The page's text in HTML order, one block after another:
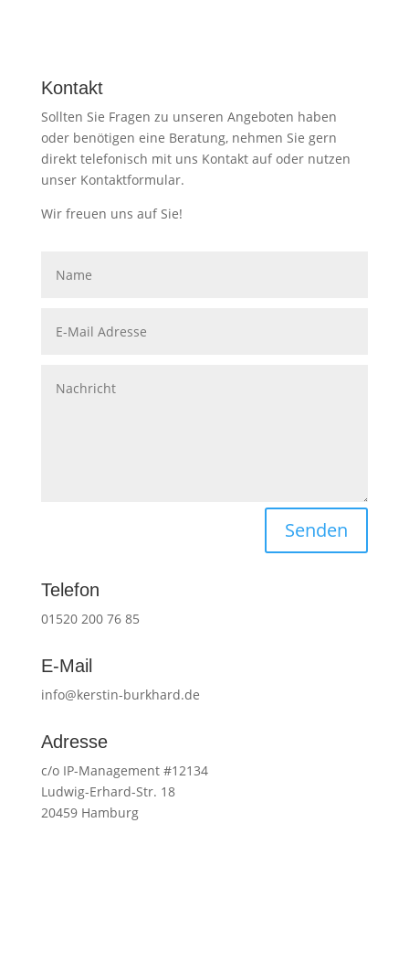
Kontakt
Sollten Sie Fragen zu unseren Angeboten haben
oder benötigen eine Beratung, nehmen Sie gern
direkt telefonisch mit uns Kontakt auf oder nutzen
unser Kontaktformular.
Wir freuen uns auf Sie!
Senden
Telefon
01520 200 76 85
E-Mail
info@kerstin-burkhard.de
Adresse
c/o IP-Management #12134
Ludwig-Erhard-Str. 18
20459 Hamburg